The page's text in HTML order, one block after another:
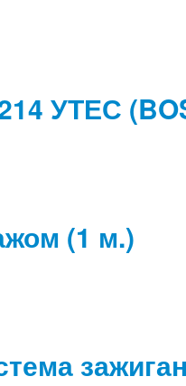
УТЕС
(1 м.)